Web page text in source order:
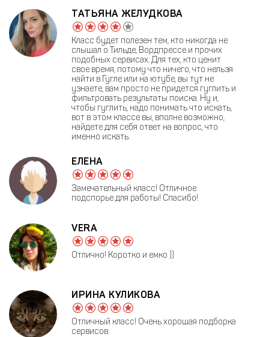
ТАТЬЯНА ЖЕЛУДКОВА
Класс будет полезен тем, кто никогда не
слышал о Тильде, Вордпрессе и прочих
подобных сервисах. Для тех, кто ценит
свое время, потому что ничего, что нельзя
найти в Гугле или на ютубе, вы тут не
узнаете, вам просто не придется гуглить и
фильтровать результаты поиска. Ну и,
чтобы гуглить, надо понимать что искать,
вот в этом классе вы, вполне возможно,
найдете для себя ответ на вопрос, что
именно искать.
ЕЛЕНА
Замечательный класс! Отличное
подспорье для работы! Спасибо!
VERA
Отлично! Коротко и емко ))
ИРИНА КУЛИКОВА
Отличный класс! Очень хорошая подборка
сервисов.